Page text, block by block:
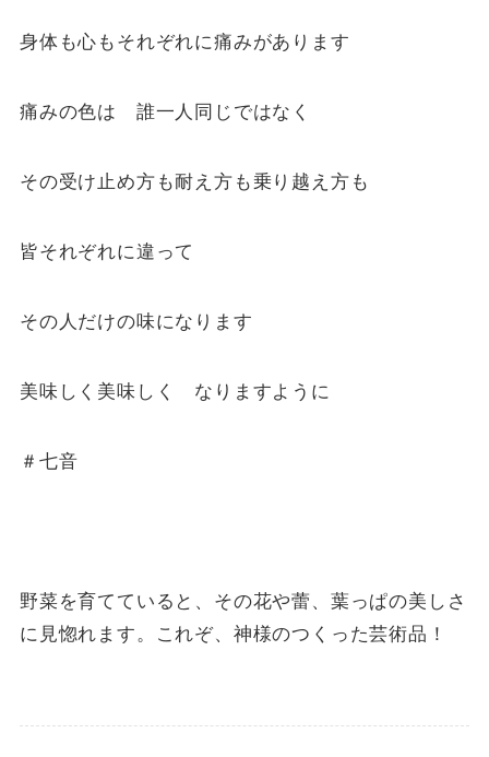
身体も心もそれぞれに痛みがあります
痛みの色は 誰一人同じではなく
その受け止め方も耐え方も乗り越え方も
皆それぞれに違って
その人だけの味になります
美味しく美味しく なりますように
＃七音
野菜を育てていると、その花や蕾、葉っぱの美しさ
に見惚れます。これぞ、神様のつくった芸術品！